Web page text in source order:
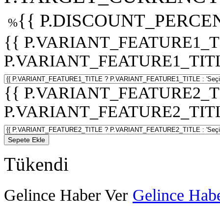
%{{
{{
{{
Sepete Ekle
Tükendi
Gelince Haber Ver Gelince